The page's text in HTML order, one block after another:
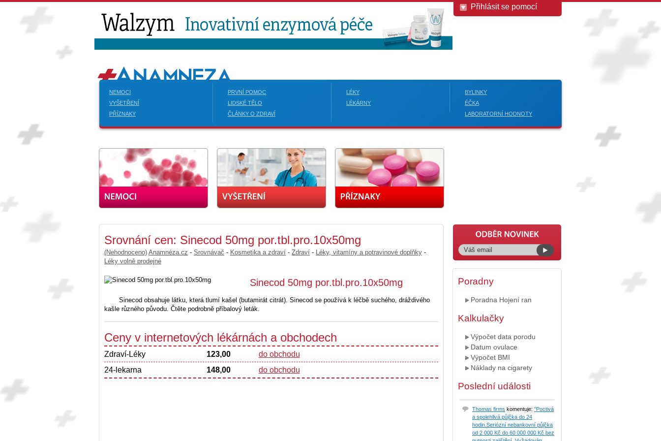
Přihlásit se pomocí
NEMOCI
VYŠETŘENÍ
PŘÍZNAKY
PRVNÍ POMOC
LIDSKÉ TĚLO
ČLÁNKY O ZDRAVÍ
LÉKY
LÉKÁRNY
BYLINKY
ÉČKA
LABORATORNÍ HODNOTY
Srovnání cen: Sinecod 50mg por.tbl.pro.10x50mg
(Nehodnoceno) Anamnéza.cz - Srovnávač - Kosmetika a zdraví - Zdraví - Léky, vitamíny a potravinové doplňky -
Léky volně prodejné
Sinecod 50mg por.tbl.pro.10x50mg
Sinecod obsahuje látku, která tlumí kašel (butamirát citrát). Sinecod se používá k léčbě suchého, dráždivého
kašle různého původu. Čtěte podrobně příbalový leták.
Ceny v internetových lékárnách a obchodech
Zdraví-Léky 123,00
do obchodu
24-lekarna
148,00 do obchodu
Poradny
Poradna Hojení ran
Kalkulačky
Výpočet data porodu
Datum ovulace
Výpočet BMI
Náklady na cigarety
Poslední události
Thomas firms komentuje: "Poctivá
a spolehlivá půjčka do 24
hodin.Seriózní nebankovní půjčka
od 2 000 Kč do 60 000 000 Kč bez